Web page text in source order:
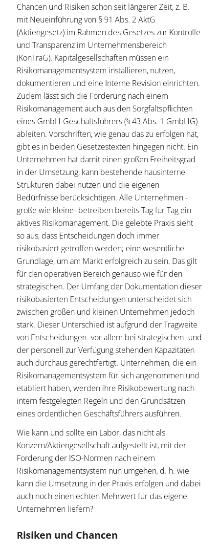
Chancen und Risiken schon seit längerer Zeit, z. B.
mit Neueinführung von § 91 Abs. 2 AktG
(Aktiengesetz) im Rahmen des Gesetzes zur Kontrolle
und Transparenz im Unternehmensbereich
(KonTraG). Kapitalgesellschaften müssen ein
Risikomanagementsystem installieren, nutzen,
dokumentieren und eine Interne Revision einrichten.
Zudem lässt sich die Forderung nach einem
Risikomanagement auch aus den Sorgfaltspflichten
eines GmbH-Geschäftsführers (§ 43 Abs. 1 GmbHG)
ableiten. Vorschriften, wie genau das zu erfolgen hat,
gibt es in beiden Gesetzestexten hingegen nicht. Ein
Unternehmen hat damit einen großen Freiheitsgrad
in der Umsetzung, kann bestehende hausinterne
Strukturen dabei nutzen und die eigenen
Bedürfnisse berücksichtigen. Alle Unternehmen -
große wie kleine- betreiben bereits Tag für Tag ein
aktives Risikomanagement. Die gelebte Praxis sieht
so aus, dass Entscheidungen doch immer
risikobasiert getroffen werden; eine wesentliche
Grundlage, um am Markt erfolgreich zu sein. Das gilt
für den operativen Bereich genauso wie für den
strategischen. Der Umfang der Dokumentation dieser
risikobasierten Entscheidungen unterscheidet sich
zwischen großen und kleinen Unternehmen jedoch
stark. Dieser Unterschied ist aufgrund der Tragweite
von Entscheidungen -vor allem bei strategischen- und
der personell zur Verfügung stehenden Kapazitäten
auch durchaus gerechtfertigt. Unternehmen, die ein
Risikomanagementsystem für sich angenommen und
etabliert haben, werden ihre Risikobewertung nach
intern festgelegten Regeln und den Grundsätzen
eines ordentlichen Geschäftsführers ausführen.
Wie kann und sollte ein Labor, das nicht als
Konzern/Aktiengesellschaft aufgestellt ist, mit der
Forderung der ISO-Normen nach einem
Risikomanagementsystem nun umgehen, d. h. wie
kann die Umsetzung in der Praxis erfolgen und dabei
auch noch einen echten Mehrwert für das eigene
Unternehmen liefern?
Risiken und Chancen